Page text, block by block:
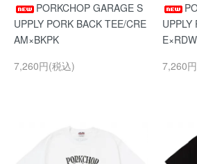
PORKCHOP GARAGE S
UPPLY PORK BACK TEE/CRE
AM×BKPK
7,260円(税込)
UPPLY
7,260